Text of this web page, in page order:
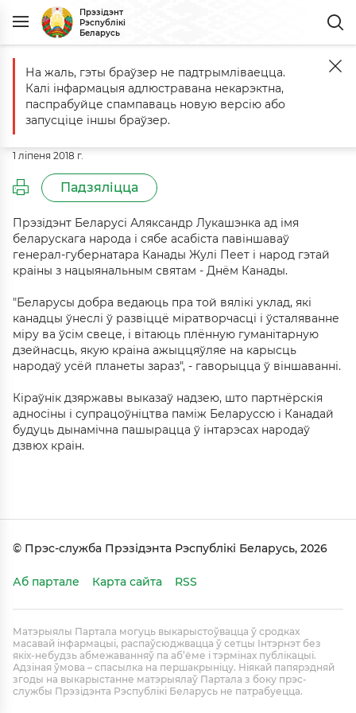
Прэзідэнт
Рэспублікі
Беларусь
Галоўная Падзеі Віншаванне генерал-губернатару Канады
Віншаванне генерал-губернатару
Канады Жулі Пеет
1 ліпеня 2018 г.
Падзяліцца
Прэзідэнт Беларусі Аляксандр Лукашэнка ад імя
беларускага народа і сябе асабіста павіншаваў
генерал-губернатара Канады Жулі Пеет і народ гэтай
краіны з нацыянальным святам - Днём Канады.
"Беларусы добра ведаюць пра той вялікі уклад, які
канадцы ўнеслі ў развіццё міратворчасці і ўсталяванне
міру ва ўсім свеце, і вітаюць плённую гуманітарную
дзейнасць, якую краіна ажыццяўляе на карысць
народаў усёй планеты зараз", - гаворыцца ў віншаванні.
Кіраўнік дзяржавы выказаў надзею, што партнёрскія
адносіны і супрацоўніцтва паміж Беларуссю і Канадай
будуць дынамічна пашырацца ў інтарэсах народаў
дзвюх краін.
© Прэс-служба Прэзідэнта Рэспублікі Беларусь, 2026
Аб партале Карта сайта RSS
Матэрыялы Партала могуць выкарыстоўвацца ў сродках
масавай інфармацыі, распаўсюджвацца ў сетцы Інтэрнэт без
якіх-небудзь абмежаванняў па аб’ёме і тэрмінах публікацыі.
Адзіная ўмова – спасылка на першакрыніцу. Ніякай папярэдняй
згоды на выкарыстанне матэрыялаў Партала з боку прэс-
службы Прэзідэнта Рэспублікі Беларусь не патрабуецца.
На жаль, гэты браўзер не падтрымліваецца.
Калі інфармацыя адлюстравана некарэктна,
паспрабуйце спампаваць новую версію або
запусціце іншы браўзер.